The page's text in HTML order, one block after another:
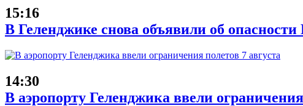
15:16
В Геленджике снова объявили об
14:30
В аэропорту Геленджика ввели